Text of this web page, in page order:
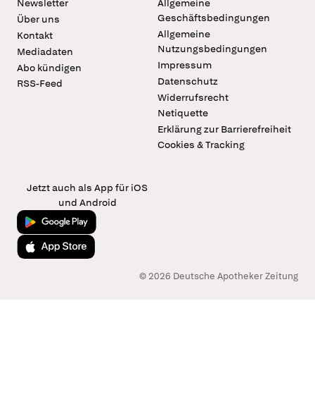
Newsletter
Über uns
Kontakt
Mediadaten
Abo kündigen
RSS-Feed
Allgemeine
Geschäftsbedingungen
Allgemeine
Nutzungsbedingungen
Impressum
Datenschutz
Widerrufsrecht
Netiquette
Erklärung zur Barrierefreiheit
Cookies & Tracking
Jetzt auch als App für iOS
und Android
Jetzt bei Google Play
Laden im App Store
© 2026 Deutsche Apotheker Zeitung